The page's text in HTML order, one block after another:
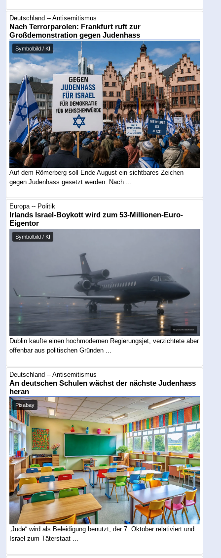
Deutschland -- Antisemitismus
Nach Terrorparolen: Frankfurt ruft zur
Großdemonstration gegen Judenhass
Symbolbild / KI
Auf dem Römerberg soll Ende August ein sichtbares Zeichen
gegen Judenhass gesetzt werden. Nach ...
Europa -- Politik
Irlands Israel-Boykott wird zum 53-Millionen-Euro-
Eigentor
Symbolbild / KI
Dublin kaufte einen hochmodernen Regierungsjet, verzichtete aber
offenbar aus politischen Gründen ...
Deutschland -- Antisemitismus
An deutschen Schulen wächst der nächste Judenhass
heran
Pixabay
„Jude“ wird als Beleidigung benutzt, der 7. Oktober relativiert und
Israel zum Täterstaat ...